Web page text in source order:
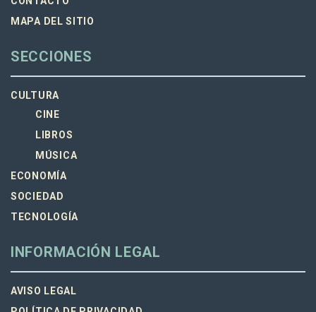
MAPA DEL SITIO
SECCIONES
CULTURA
CINE
LIBROS
MÚSICA
ECONOMÍA
SOCIEDAD
TECNOLOGÍA
INFORMACIÓN LEGAL
AVISO LEGAL